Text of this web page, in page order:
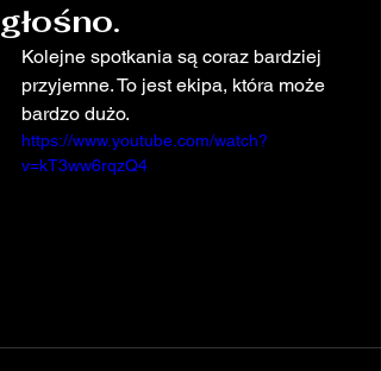
głośno.
Kolejne spotkania są coraz bardziej
przyjemne. To jest ekipa, która może
bardzo dużo.
https://www.youtube.com/watch?
v=kT3ww6rqzQ4